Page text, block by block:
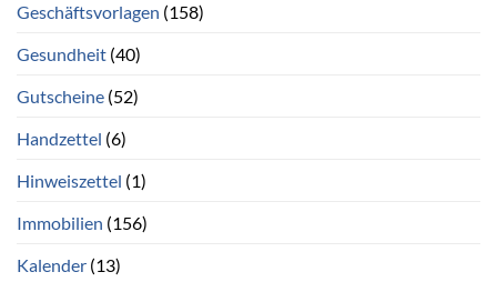
Geschäftsvorlagen (158)
Gesundheit (40)
Gutscheine (52)
Handzettel (6)
Hinweiszettel (1)
Immobilien (156)
Kalender (13)